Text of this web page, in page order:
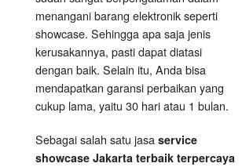
menangani barang elektronik seperti
showcase. Sehingga apa saja jenis
kerusakannya, pasti dapat diatasi
dengan baik. Selain itu, Anda bisa
mendapatkan garansi perbaikan yang
cukup lama, yaitu 30 hari atau 1 bulan.
Sebagai salah satu jasa service
showcase Jakarta terbaik terpercaya